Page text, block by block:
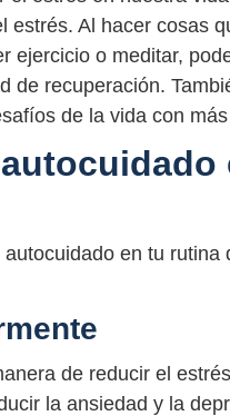
estrés. Al hacer cosas
ejercicio o meditar,
de recuperación.
de la vida con
en tu rutina
de reducir el
la ansiedad y la